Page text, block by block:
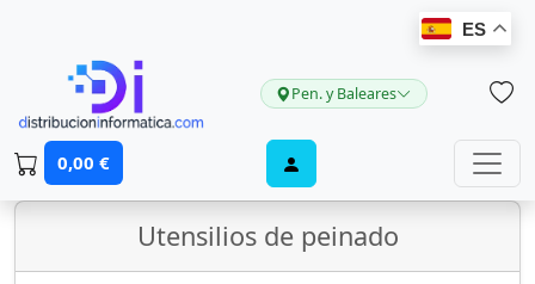
ES
Pen. y Baleares
0,00 €Cuidado personal
Utensilios de peinado